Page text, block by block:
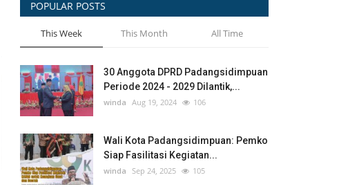
POPULAR POSTS
This Week This Month All Time
30 Anggota DPRD Padangsidimpuan
Periode 2024 - 2029 Dilantik,...
winda Aug 19, 2024 106
Wali Kota Padangsidimpuan: Pemko
Siap Fasilitasi Kegiatan...
winda Sep 24, 2025 105